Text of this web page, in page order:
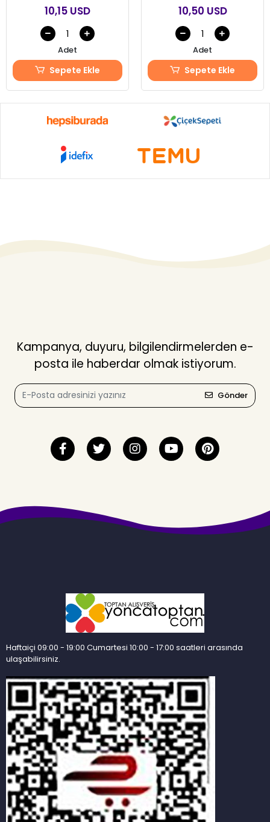
10,15 USD
Adet
Sepete Ekle
10,50 USD
Adet
Sepete Ekle
Kampanya, duyuru, bilgilendirmelerden e-
posta ile haberdar olmak istiyorum.
Gönder
Haftaiçi 09:00 - 19:00 Cumartesi 10:00 - 17:00 saatleri arasında
ulaşabilirsiniz.